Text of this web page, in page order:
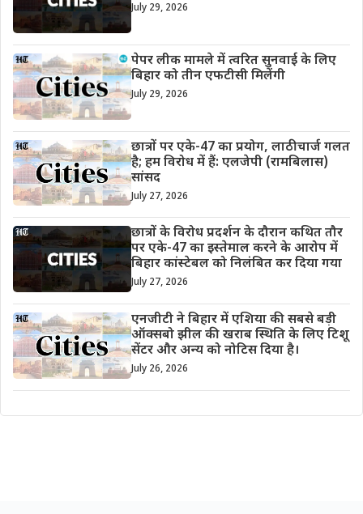
July 29, 2026
पेपर लीक मामले में त्वरित सुनवाई के लिए
बिहार को तीन एफटीसी मिलेंगी
July 29, 2026
छात्रों पर एके-47 का प्रयोग, लाठीचार्ज गलत
है; हम विरोध में हैं: एलजेपी (रामबिलास)
सांसद
July 27, 2026
छात्रों के विरोध प्रदर्शन के दौरान कथित तौर
पर एके-47 का इस्तेमाल करने के आरोप में
बिहार कांस्टेबल को निलंबित कर दिया गया
July 27, 2026
एनजीटी ने बिहार में एशिया की सबसे बड़ी
ऑक्सबो झील की खराब स्थिति के लिए टिशू
सेंटर और अन्य को नोटिस दिया है।
July 26, 2026